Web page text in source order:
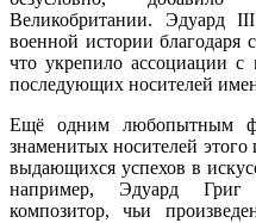
Великобритании. Эдуард
военной истории благодаря
что укрепило ассоциации с
последующих носителей
Ещё одним любопытным
знаменитых носителей
выдающихся успехов в
например, Эдуард
композитор, чьи